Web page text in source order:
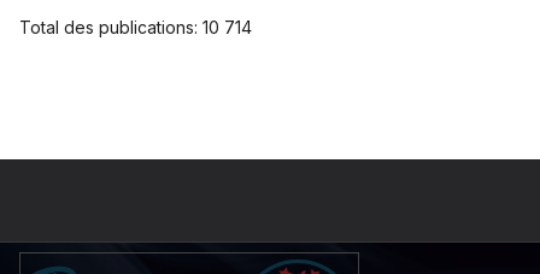
Total des publications: 10 714